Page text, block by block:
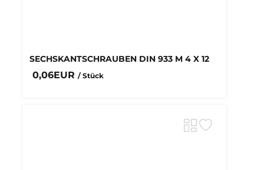
SECHSKANTSCHRAUBEN DIN 933 M 4 X 12
0,06EUR / Stück